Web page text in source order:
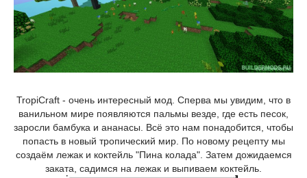
TropiCraft - очень интересный мод. Сперва мы увидим, что в
ванильном мире появляются пальмы везде, где есть песок,
заросли бамбука и ананасы. Всё это нам понадобится, чтобы
попасть в новый тропический мир. По новому рецепту мы
создаём лежак и коктейль "Пина колада". Затем дожидаемся
заката, садимся на лежак и выпиваем коктейль.